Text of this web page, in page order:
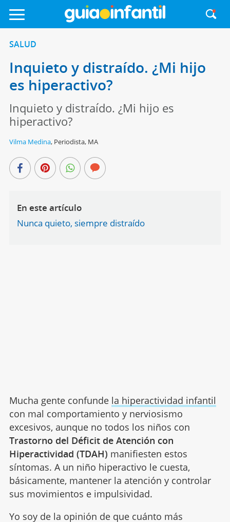
SALUD
Inquieto y distraído. ¿Mi hijo
es hiperactivo?
Inquieto y distraído. ¿Mi hijo es
hiperactivo?
Vilma Medina, Periodista, MA
En este artículo
Nunca quieto, siempre distraído
Mucha gente confunde la hiperactividad infantil
con mal comportamiento y nerviosismo
excesivos, aunque no todos los niños con
Trastorno del Déficit de Atención con
Hiperactividad (TDAH) manifiesten estos
síntomas. A un niño hiperactivo le cuesta,
básicamente, mantener la atención y controlar
sus movimientos e impulsividad.
Yo soy de la opinión de que cuánto más